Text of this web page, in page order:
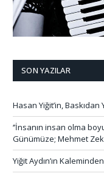
SON YAZILAR
Hasan Yiğit’in,
‘’İnsanın insan olma
Günümüze; Mehmet
Yiğit Aydın’ın